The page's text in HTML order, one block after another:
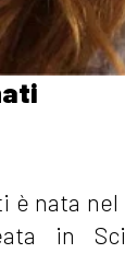
è nata nel
in